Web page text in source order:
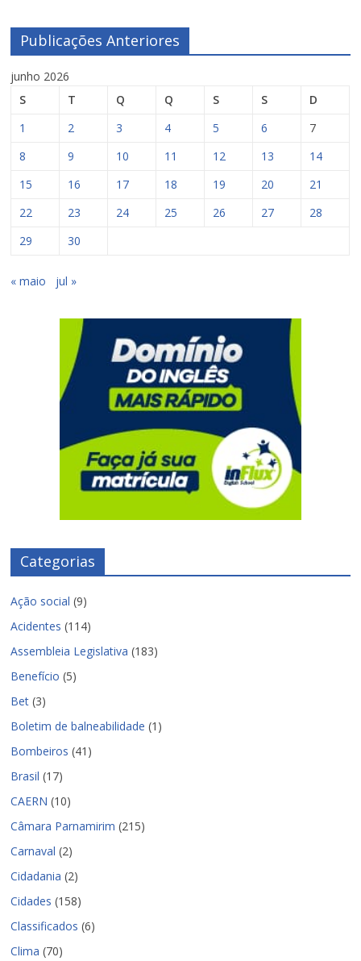
Publicações Anteriores
junho 2026
S
T Q Q S S
D
1
2 3 4 5 6
7
8
9 10 11 12 13
14
15
16 17 18 19 20
21
22
23 24 25 26 27
28
29
30
« maio jul »
Categorias
Ação social (9)
Acidentes (114)
Assembleia Legislativa (183)
Benefício (5)
Bet (3)
Boletim de balneabilidade (1)
Bombeiros (41)
Brasil (17)
CAERN (10)
Câmara Parnamirim (215)
Carnaval (2)
Cidadania (2)
Cidades (158)
Classificados (6)
Clima (70)